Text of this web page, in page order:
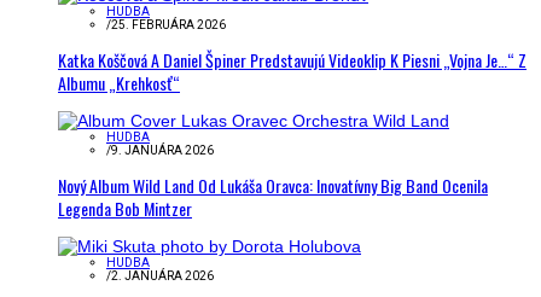
HUDBA
/25. FEBRUÁRA 2026
Katka Koščová A Daniel Špiner Predstavujú Videoklip K Piesni „Vojna Je…“ Z
Albumu „Krehkosť“
HUDBA
/9. JANUÁRA 2026
Nový Album Wild Land Od Lukáša Oravca: Inovatívny Big Band Ocenila
Legenda Bob Mintzer
HUDBA
/2. JANUÁRA 2026